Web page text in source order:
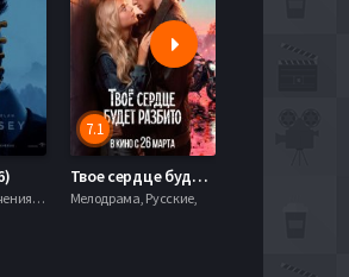
Боевик , Приключения, Фэнтези,
7.1
Твое сердце будет разбито (2026)
Мелодрама, Русские,